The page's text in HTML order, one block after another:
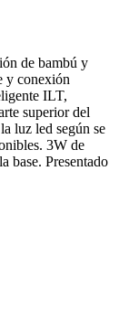
de bambú y
y conexión
ILT,
superior del
luz led según se
3W de
base. Presentado